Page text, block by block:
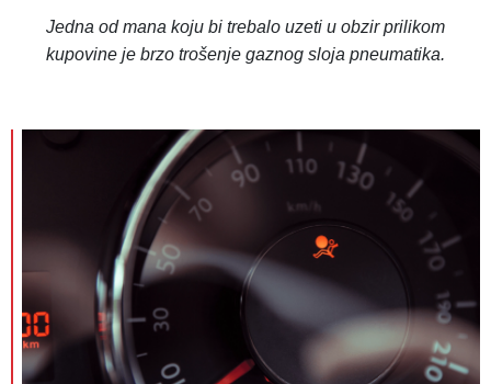
Jedna od mana koju bi trebalo uzeti u obzir prilikom
kupovine je brzo trošenje gaznog sloja pneumatika.